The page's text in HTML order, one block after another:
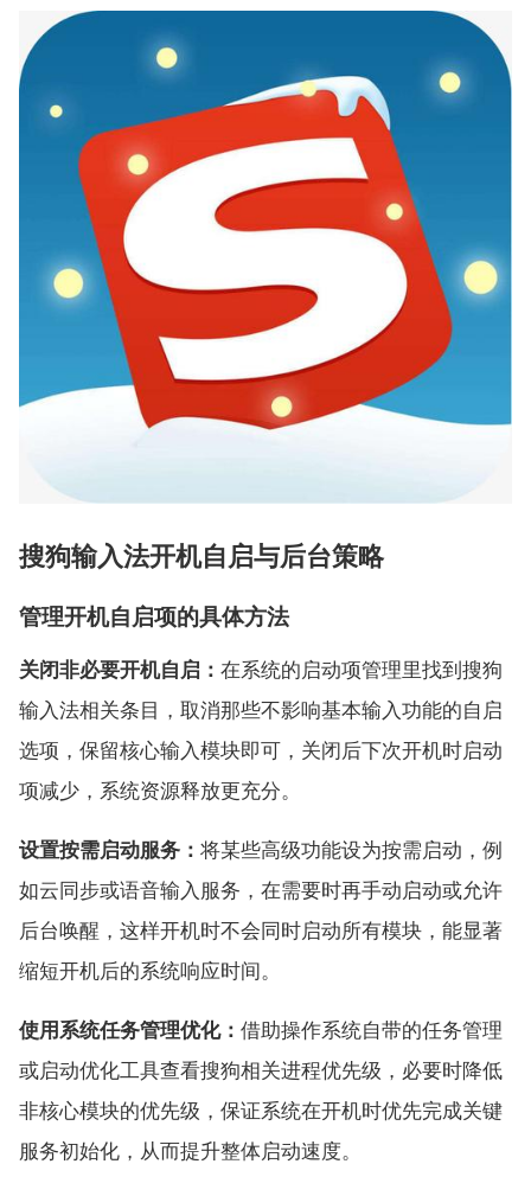
搜狗输入法开机自启与后台策略
管理开机自启项的具体方法
关闭非必要开机自启： 在系统的启动项管理里找到搜狗
输入法相关条目，取消那些不影响基本输入功能的自启
选项，保留核心输入模块即可，关闭后下次开机时启动
项减少，系统资源释放更充分。
设置按需启动服务： 将某些高级功能设为按需启动，例
如云同步或语音输入服务，在需要时再手动启动或允许
后台唤醒，这样开机时不会同时启动所有模块，能显著
缩短开机后的系统响应时间。
使用系统任务管理优化： 借助操作系统自带的任务管理
或启动优化工具查看搜狗相关进程优先级，必要时降低
非核心模块的优先级，保证系统在开机时优先完成关键
服务初始化，从而提升整体启动速度。